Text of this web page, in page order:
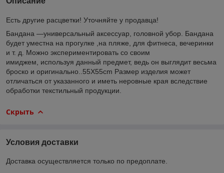
Есть другие расцветки! Уточняйте у продавца!
Бандана —универсальный аксессуар, головной убор. Бандана
будет уместна на прогулке ,на пляже, для фитнеса, вечеринки
и т. д. Можно экспериментировать со своим
имиджем, используя данный предмет, ведь он выглядит весьма
броско и оригинально..55X55cm Размер изделия может
отличаться от указанного и иметь неровные края вследствие
обработки текстильный продукции.
Скрыть
Условия доставки
Доставка осуществляется только по предоплате.